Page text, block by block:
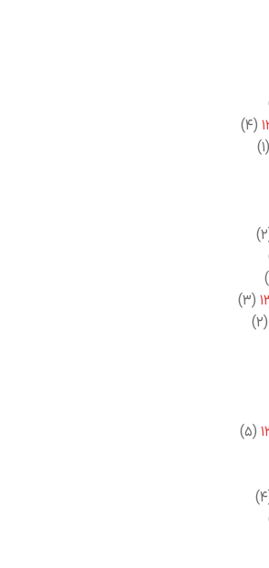
(۴)
(۱)
(۳)
(۲)
(۵)